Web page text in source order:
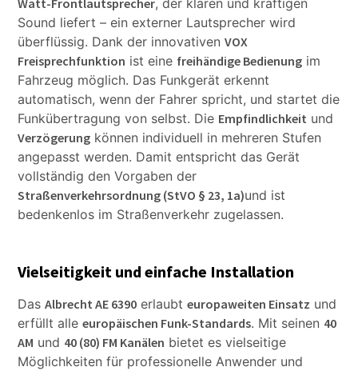
Sound liefert – ein externer Lautsprecher wird
überflüssig. Dank der innovativenVOX
Freisprechfunktion ist eine freihändige Bedienung im
Fahrzeug möglich. Das Funkgerät erkennt
automatisch, wenn der Fahrer spricht, und startet die
Funkübertragung von selbst. Die Empfindlichkeit und
Verzögerung können individuell in mehreren Stufen
angepasst werden. Damit entspricht das Gerät
vollständig den Vorgaben der
Straßenverkehrsordnung (StVO § 23, 1a)und ist
bedenkenlos im Straßenverkehr zugelassen.
Vielseitigkeit und einfache Installation
DasAlbrecht AE 6390 erlaubteuropaweiten Einsatz und
erfüllt alleeuropäischen Funk-Standards. Mit seinen 40
AM und 40 (80) FM Kanälen bietet es vielseitige
Möglichkeiten für professionelle Anwender und